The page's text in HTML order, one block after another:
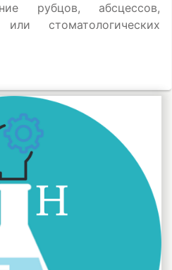
рубцов, абсцессов,
стоматологических